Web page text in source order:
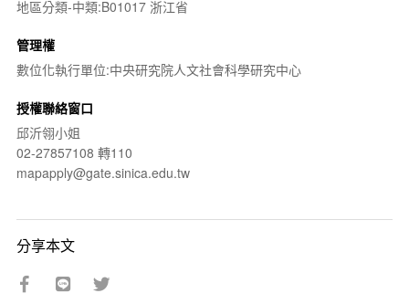
地區分類-中類:B01017 浙江省
管理權
數位化執行單位:中央研究院人文社會科學研究中心
授權聯絡窗口
邱沂翎小姐
02-27857108 轉110
mapapply@gate.sinica.edu.tw
分享本文